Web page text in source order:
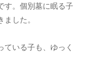
す。個別墓に眠る子
した。
いる子も、ゆっく